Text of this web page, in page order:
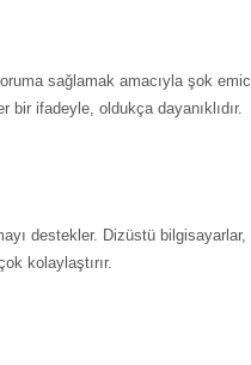
sağlamak amacıyla şok
bir ifadeyle, oldukça dayanıklıdır.
destekler. Dizüstü
kolaylaştırır.